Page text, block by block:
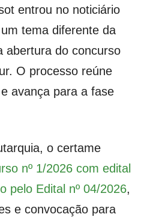
entrou no noticiário
tema diferente da
abertura do concurso
O processo reúne
avança para a fase
o certame
nº 1/2026 com edital
pelo Edital nº 04/2026,
e convocação para